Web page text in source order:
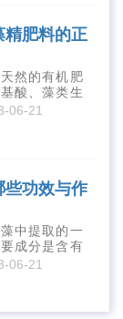
精肥料的正
然的有机肥
酸、藻类生
元素、蛋白
增强植物抗
06-21
些功效与作
中提取的一
成分是含有
物生长素、
进植物根系
06-21